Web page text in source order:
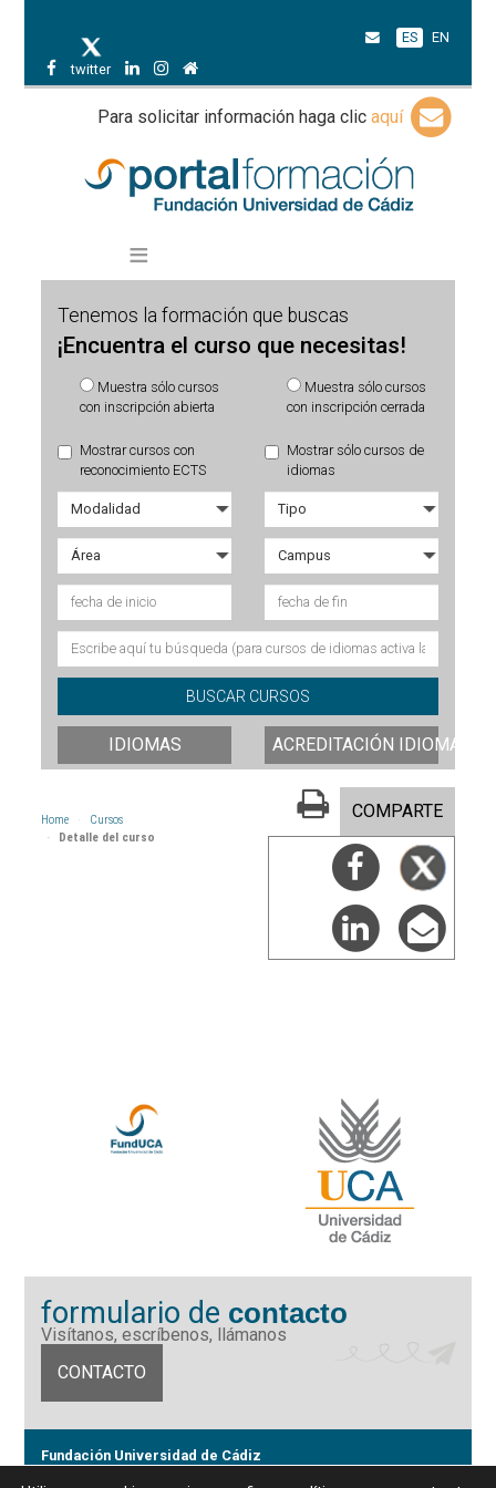
twitter
ES EN
Para solicitar información haga clic aquí
Tenemos la formación que buscas
¡Encuentra el curso que necesitas!
Muestra sólo cursos
con inscripción abierta
Muestra sólo cursos
con inscripción cerrada
Mostrar cursos con
reconocimiento ECTS
Mostrar sólo cursos de
idiomas
IDIOMAS ACREDITACIÓN IDIOMAS
Home
Cursos
Detalle del curso
COMPARTE
formulario de contacto
Visítanos, escríbenos, llámanos
CONTACTO
Fundación Universidad de Cádiz